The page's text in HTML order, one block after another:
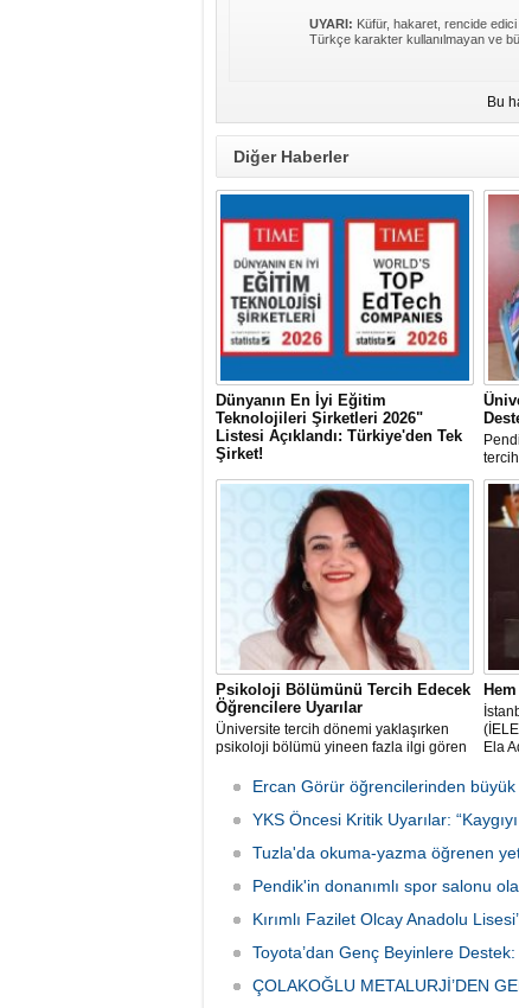
UYARI: Küfür, hakaret, rencide edici
Türkçe karakter kullanılmayan ve
Bu
Diğer Haberler
Dünyanın En İyi Eğitim
Teknolojileri Şirketleri 2026"
Listesi Açıklandı: Türkiye'den Tek
Şirket!
Dünyanın en saygın yayınlarından TIME
dergisi ile uluslararası bağımsız veri
kuruluşu Statista iş birliğiyle hazırlanan
"World's Top EdTech Companies 2026"
(Dünyanın En İyi Eğitim Teknolojileri
Şirketleri 2026) listesi açıklandı.
Psikoloji Bölümünü Tercih Edecek
Öğrencilere Uyarılar
Üniversite tercih dönemi yaklaşırken
psikoloji bölümü yineen fazla ilgi gören
Ela
Ercan Görür öğrencilerinden büyük
YKS Öncesi Kritik Uyarılar:
Tuzla'da okuma-yazma öğrenen
Pendik'in donanımlı spor salonu
Kırımlı Fazilet Olcay Anadolu
Toyota’dan Genç Beyinlere Destek:
ÇOLAKOĞLU METALURJİ’DEN